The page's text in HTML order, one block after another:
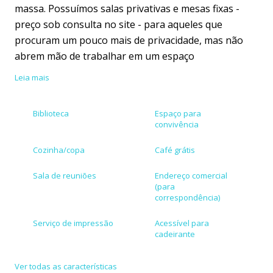
massa. Possuímos salas privativas e mesas fixas -
preço sob consulta no site - para aqueles que
procuram um pouco mais de privacidade, mas não
abrem mão de trabalhar em um espaço
compartilhado. Além de uma varanda super
local e globalmente a um ecossistema de pessoas,
empreendedoras de impacto sustentável.
impacto em um mesmo espaço e impulsionar seus
programas de conteúdo significativo.
Leia mais
Biblioteca
Espaço para
convivência
Cozinha/copa Café grátis
Sala de reuniões
Endereço comercial
(para
correspondência)
Serviço de impressão
Acessível para
cadeirante
Ver todas as características